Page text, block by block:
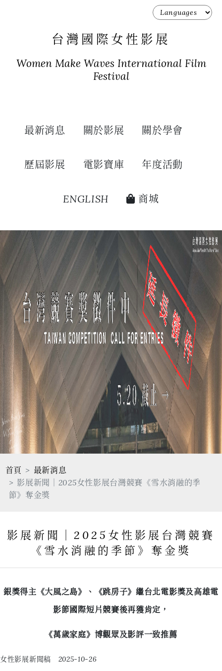
台灣國際女性影展
Women Make Waves International Film
Festival
最新消息 關於影展 關於學會
歷屆影展 電影寶庫 年度活動
ENGLISH 商城
首頁
最新消息
影展新聞｜2025女性影展台灣競賽《雪水消融的季
節》奪金獎
影展新聞｜2025女性影展台灣競賽
《雪水消融的季節》奪金獎
銀獎得主《大風之島》、《跳房子》繼台北電影獎及高雄電
影節國際短片競賽後再獲肯定，
《萬歲家庭》博觀眾及影評一致推薦
女性影展新聞稿 2025-10-26